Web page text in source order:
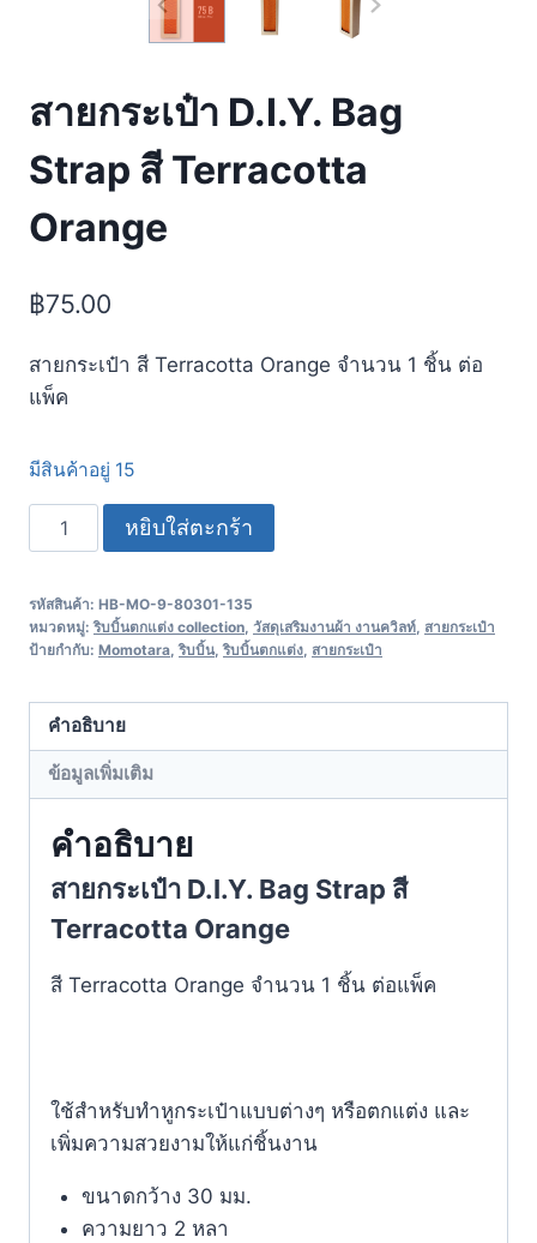
สายกระเป๋า D.I.Y. Bag
Strap สี Terracotta
Orange
฿75.00
สายกระเป๋า สี Terracotta Orange จำนวน 1 ชิ้น ต่อ
แพ็ค
มีสินค้าอยู่ 15
หยิบใส่ตะกร้า
รหัสสินค้า: HB-MO-9-80301-135
หมวดหมู่:ริบบิ้นตกแต่ง collection วัสดุเสริมงานผ้า งานควิลท์ สายกระเป๋า
ป้ายกำกับ: Momotara ,ริบบิ้น,ริบบิ้นตกแต่ง สายกระเป๋า
คำอธิบาย
ข้อมูลเพิ่มเติม
คำอธิบาย
สายกระเป๋า D.I.Y. Bag Strap สี
Terracotta Orange
สี Terracotta Orange จำนวน 1 ชิ้น ต่อแพ็ค
ใช้สำหรับทำหูกระเป๋าแบบต่างๆ หรือตกแต่ง และ
เพิ่มความสวยงามให้แก่ชิ้นงาน
ขนาดกว้าง 30 มม.
ความยาว 2 หลา